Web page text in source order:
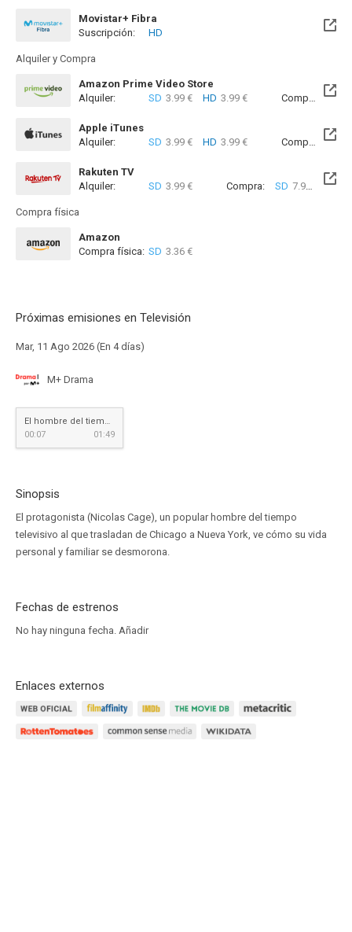
Movistar+ Fibra
Disponible hasta el Jue, 31 Dic 2026 (Quedan 4 meses)
Suscripción: HD
Alquiler y Compra
Amazon Prime Video Store
Alquiler:
SD 3.99 € HD 3.99 € Compra: SD
Apple iTunes
Alquiler:
SD 3.99 € HD 3.99 € Compra: SD
Rakuten TV
Alquiler:
SD 3.99 € Compra: SD 7.99 €
Compra física
Amazon
Compra física: SD 3.36 €
Próximas emisiones en Televisión
Mar, 11 Ago 2026 (En 4 días)
M+ Drama
El hombre del tiempo
00:07
01:49
Sinopsis
El protagonista (Nicolas Cage), un popular hombre del tiempo
televisivo al que trasladan de Chicago a Nueva York, ve cómo su vida
personal y familiar se desmorona.
Fechas de estrenos
No hay ninguna fecha. Añadir
Enlaces externos